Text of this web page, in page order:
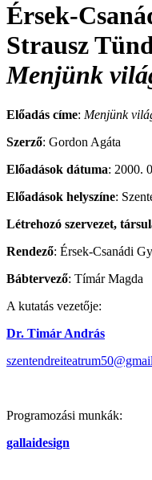
Érsek-
Strausz
Menjünk
Előadás címe: Menjünk
Szerző: Gordon Agáta
Előadások dátuma: 2000.
Előadások helyszíne:
Létrehozó szervezet,
Rendező: Érsek-Csanádi
Bábtervező: Tímár Magda
A kutatás vezetője:
Dr. Timár András
Programozási munkák:
gallaidesign